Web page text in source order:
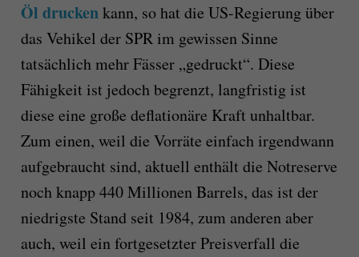
Öl druckenkann, so hat die US-Regierung über
das Vehikel der SPR im gewissen Sinne
tatsächlich mehr Fässer „gedruckt“. Diese
Fähigkeit ist jedoch begrenzt, langfristig ist
diese eine große deflationäre Kraft unhaltbar.
Zum einen, weil die Vorräte einfach irgendwann
aufgebraucht sind, aktuell enthält die Notreserve
noch knapp 440 Millionen Barrels, das ist der
niedrigste Stand seit 1984, zum anderen aber
auch, weil ein fortgesetzter Preisverfall die